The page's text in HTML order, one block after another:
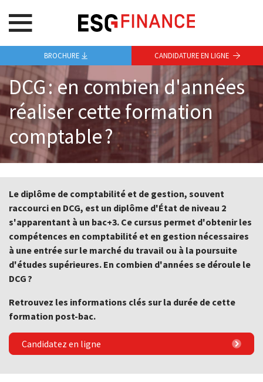
DCG : en combien d'années
réaliser cette formation
comptable ?
Le diplôme de comptabilité et de gestion, souvent
raccourci en DCG, est un diplôme d'État de niveau 2
s'apparentant à un bac+3. Ce cursus permet d'obtenir les
compétences en comptabilité et en gestion nécessaires
à une entrée sur le marché du travail ou à la poursuite
d'études supérieures. En combien d'années se déroule le
DCG ?
Retrouvez les informations clés sur la durée de cette
formation post-bac.
Candidatez en ligne
BROCHURE CANDIDATURE EN LIGNE